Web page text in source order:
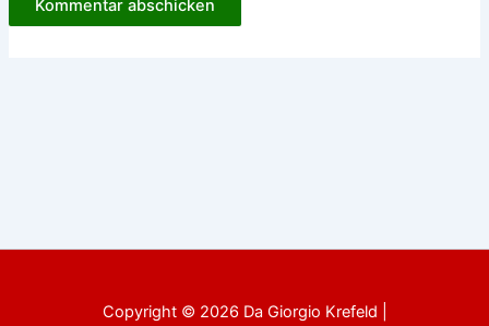
Copyright © 2026 Da Giorgio Krefeld |